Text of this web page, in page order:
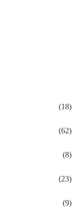
(18)
(62)
(8)
(23)
(9)